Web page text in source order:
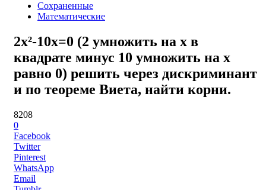
Сохраненные
Математические
2x²-10x=0 (2 умножить на x в
квадрате минус 10 умножить на x
равно 0) решить через дискриминант
и по теореме Виета, найти корни.
8208
0
Facebook
Twitter
Pinterest
WhatsApp
Email